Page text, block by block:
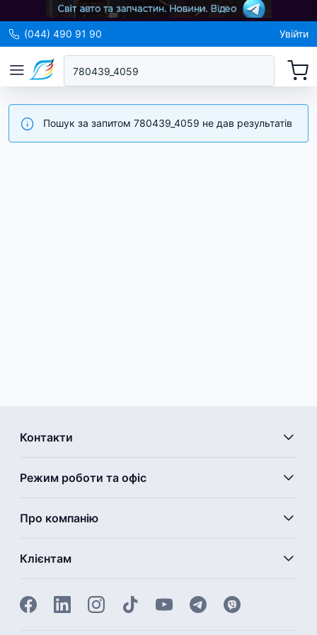
(044) 490 91 90 Увійти
Пошук за запитом 780439_4059 не дав результатів
Контакти
Режим роботи та офіс
Про компанію
Клієнтам